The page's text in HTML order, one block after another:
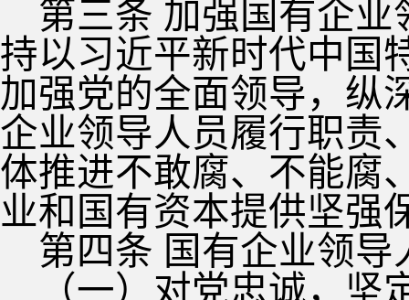
第三条 加强国有企
持以习近平新时代中国
加强党的全面领导，纵
企业领导人员履行职责
体推进不敢腐、不能腐
业和国有资本提供坚强
第四条 国有企业领
（一）对党忠诚，